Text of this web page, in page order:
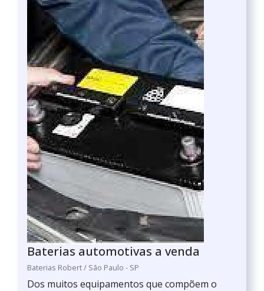
Baterias automotivas a venda
Baterias Robert / São Paulo - SP
Dos muitos equipamentos que compõem o